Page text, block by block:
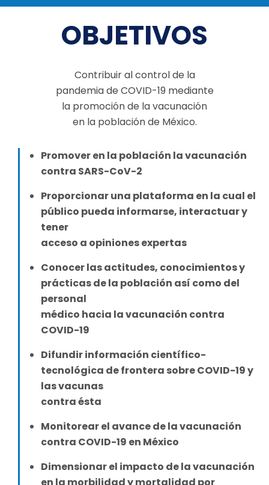
OBJETIVOS
Contribuir al control de la
pandemia de COVID-19 mediante
la promoción de la vacunación
en la población de México.
Promover en la población la vacunación
contra SARS-CoV-2
Proporcionar una plataforma en la cual el
público pueda informarse, interactuar y
tener
acceso a opiniones expertas
Conocer las actitudes, conocimientos y
prácticas de la población así como del
personal
médico hacia la vacunación contra
COVID-19
Difundir información científico-
tecnológica de frontera sobre COVID-19 y
las vacunas
contra ésta
Monitorear el avance de la vacunación
contra COVID-19 en México
Dimensionar el impacto de la vacunación
en la morbilidad y mortalidad por